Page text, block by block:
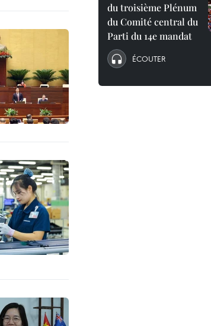
du troisième Plénum
du Comité central du
Parti du 14e mandat
ÉCOUTER